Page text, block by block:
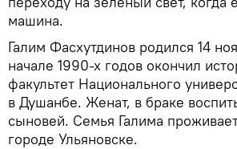
машина.
Галим Фасхутдинов родился 14
начале 1990-х годов окончил
факультет Национального
в Душанбе. Женат, в браке
сыновей. Семья Галима
городе Ульяновске.